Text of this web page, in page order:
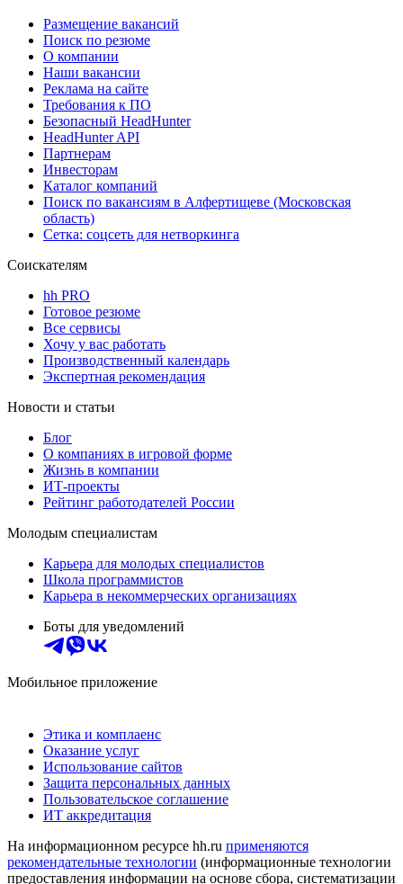
Размещение вакансий
Поиск по резюме
О компании
Наши вакансии
Реклама на сайте
Требования к ПО
Безопасный HeadHunter
HeadHunter API
Партнерам
Инвесторам
Каталог компаний
Поиск по вакансиям в Алфертищеве (Московская
область)
Сетка: соцсеть для нетворкинга
Соискателям
hh PRO
Готовое резюме
Все сервисы
Хочу у вас работать
Производственный календарь
Экспертная рекомендация
Новости и статьи
Блог
О компаниях в игровой форме
Жизнь в компании
ИТ-проекты
Рейтинг работодателей России
Молодым специалистам
Карьера для молодых специалистов
Школа программистов
Карьера в некоммерческих организациях
Боты для уведомлений
Мобильное приложение
Этика и комплаенс
Оказание услуг
Использование сайтов
Защита персональных данных
Пользовательское соглашение
ИТ аккредитация
На информационном ресурсе hh.ru применяются
рекомендательные технологии (информационные технологии
предоставления информации на основе сбора, систематизации